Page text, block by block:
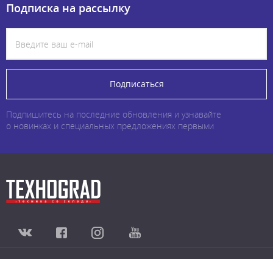
Подписка на рассылку
Подписаться
Подпишитесь на последние обновления и узнавайте
о новинках и специальных предложениях первыми